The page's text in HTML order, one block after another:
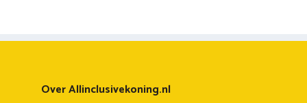
Over Allinclusivekoning.nl